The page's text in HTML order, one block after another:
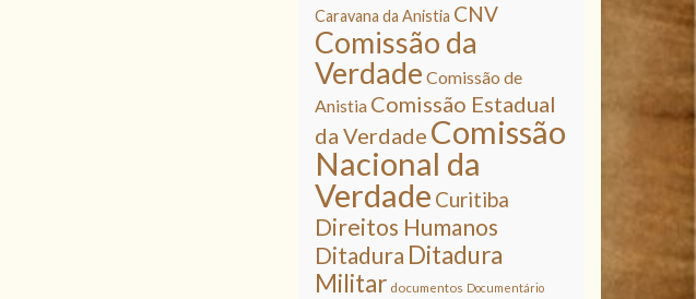
Caravana da Anistia CNV
Comissão da
Verdade Comissão de
Anistia Comissão Estadual
da Verdade Comissão
Nacional da
Verdade Curitiba
Direitos Humanos
Ditadura Ditadura
Militar documentos Documentário